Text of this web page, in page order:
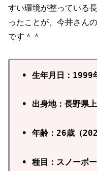
すい環境が整っている
ったことが、今井さん
です＾＾
• 生年月日：1999
• 出身地：長野県
• 年齢：26歳（
• 種目：スノーボ